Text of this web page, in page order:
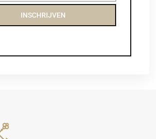
INSCHRIJVEN